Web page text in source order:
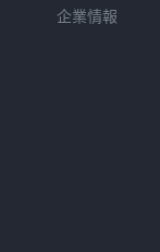
企業情報